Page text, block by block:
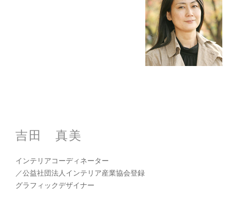
吉田 真美
インテリアコーディネーター
／公益社団法人インテリア産業協会登録
グラフィックデザイナー